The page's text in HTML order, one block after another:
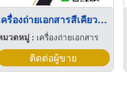
เครื่องถ่ายเอกสารสีเคียวเซร่า ลพบุรี
มวดหมู่ : เครื่องถ่ายเอกสาร
ติดต่อผู้ขาย